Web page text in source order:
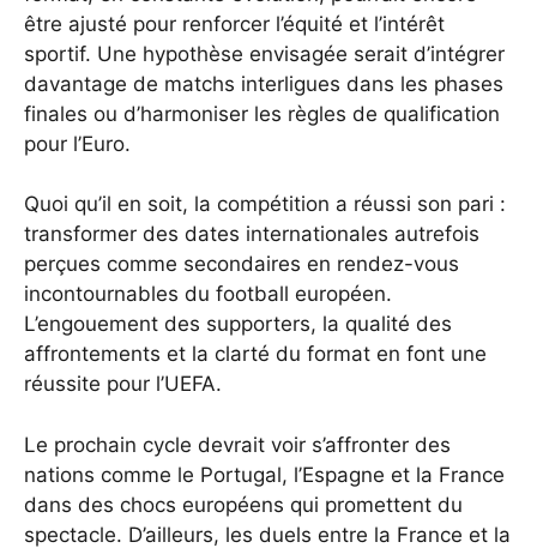
être ajusté pour renforcer l’équité et l’intérêt
sportif. Une hypothèse envisagée serait d’intégrer
davantage de matchs interligues dans les phases
finales ou d’harmoniser les règles de qualification
pour l’Euro.
Quoi qu’il en soit, la compétition a réussi son pari :
transformer des dates internationales autrefois
perçues comme secondaires en rendez-vous
incontournables du football européen.
L’engouement des supporters, la qualité des
affrontements et la clarté du format en font une
réussite pour l’UEFA.
Le prochain cycle devrait voir s’affronter des
nations comme le Portugal, l’Espagne et la France
dans des chocs européens qui promettent du
spectacle. D’ailleurs, les duels entre la France et la